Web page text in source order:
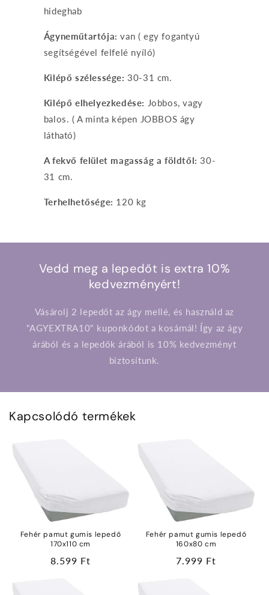
hideghab
Ágyneműtartója: van ( egy fogantyú
segítségével felfelé nyíló)
Kilépő szélessége: 30-31 cm.
Kilépő elhelyezkedése: Jobbos, vagy
balos. ( A minta képen JOBBOS ágy
látható)
A fekvő felület magasság a földtől: 30-
31 cm.
Terhelhetősége: 120 kg
Vedd meg a lepedőt is extra 10%
kedvezményért!
Vásárolj 2 lepedőt az ágy mellé, és használd az
"AGYEXTRA10" kuponkódot a kosárnál! Így az ágy
árából és a lepedők árából is 10% kedvezményt
biztosítunk.
Kapcsolódó termékek
Fehér pamut gumis lepedő
170x110 cm
Normál
8.599 Ft
Fehér pamut gumis lepedő
160x80 cm
Normál
7.999 Ft